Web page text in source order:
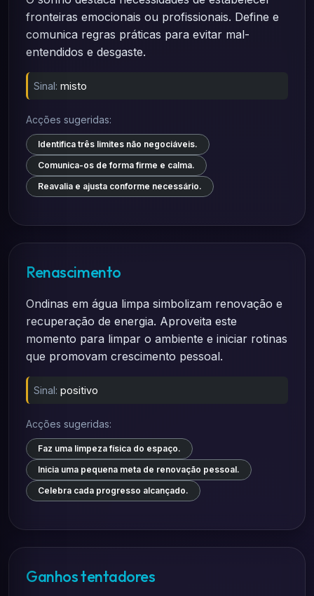
fronteiras emocionais ou profissionais. Define e
comunica regras práticas para evitar mal-
entendidos e desgaste.
Sinal: misto
Acções sugeridas:
Identifica três limites não negociáveis.
Comunica-os de forma firme e calma.
Reavalia e ajusta conforme necessário.
Renascimento
Ondinas em água limpa simbolizam renovação e
recuperação de energia. Aproveita este
momento para limpar o ambiente e iniciar rotinas
que promovam crescimento pessoal.
Sinal: positivo
Acções sugeridas:
Faz uma limpeza física do espaço.
Inicia uma pequena meta de renovação pessoal.
Celebra cada progresso alcançado.
Ganhos tentadores